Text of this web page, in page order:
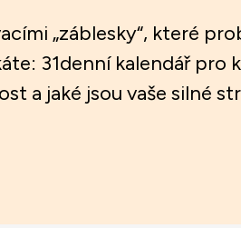
„záblesky“, které
31denní kalendář pro
a jaké jsou vaše silné